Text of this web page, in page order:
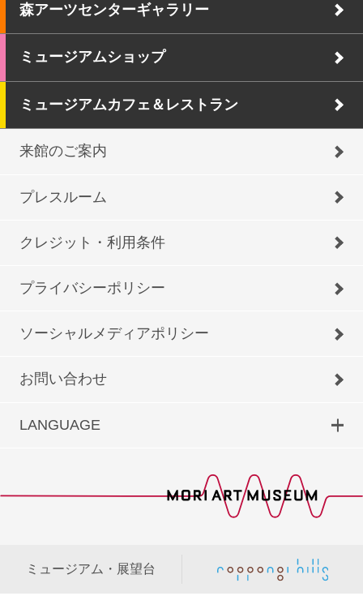
森アーツセンターギャラリー
ミュージアムショップ
ミュージアムカフェ＆レストラン
来館のご案内
プレスルーム
クレジット・利用条件
プライバシーポリシー
ソーシャルメディアポリシー
お問い合わせ
LANGUAGE
ミュージアム・展望台